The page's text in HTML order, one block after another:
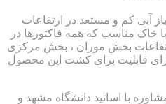
آبی کم و مستعد در ارتفاعات
دریا با خاک مناسب که همه فاکتورها در
بخش موران ، بخش مرکزی
قابلیت برای کشت این محصول
با اساتید دانشگاه مشهد و